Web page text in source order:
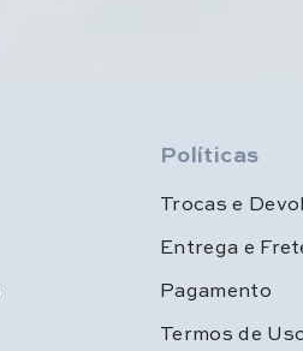
Políticas
Trocas e
Entrega e
Pagamento
Termos de